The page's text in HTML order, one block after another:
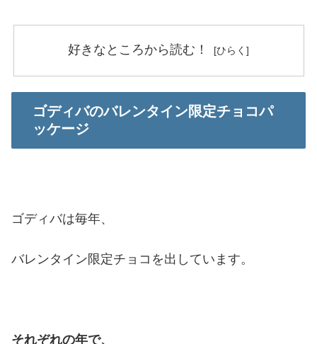
好きなところから読む！
ゴディバのバレンタイン限定チョコパ
ッケージ
ゴディバは毎年、
バレンタイン限定チョコを出しています。
それぞれの年で、